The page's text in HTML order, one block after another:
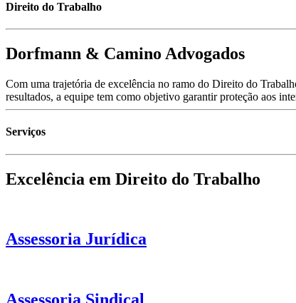
Direito do Trabalho
Dorfmann & Camino Advogados
Com uma trajetória de excelência no ramo do Direito do
resultados, a equipe tem como objetivo garantir proteção aos
Serviços
Excelência em Direito do Trabalho
Assessoria Jurídica